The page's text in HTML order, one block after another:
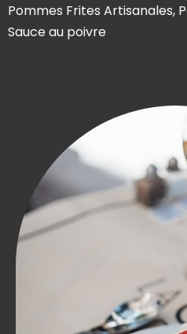
Pommes Frites Artisanales,
Sauce au poivre